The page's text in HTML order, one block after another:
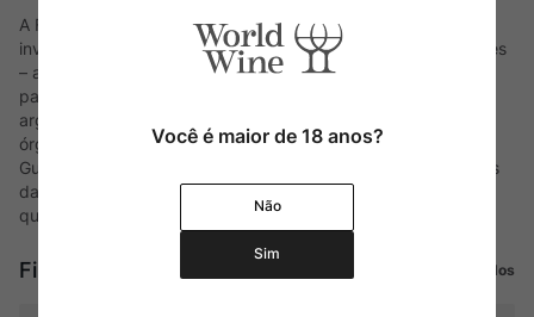
A Finca Sophenia tem ao seu lado, além da localização
invejável de seus vinhedos – aos pés da Cordilheira dos Andes
– a expertise de um dos maiores nomes da vitivinicultura do
país, Roberto Luka, incansável embaixador dos vinhos
argentinos, ex-presidente da Wines of Argentina, principal
órgão à frente da exportação de vinhos do país. Ao lado de
Gustavo Benvenuto, Luka produz alguns dos melhores vinhos
da região, com altíssimas pontuações e excelente relação
qualidade x preço.
Finca Sophenia Ver todos
Você é maior de 18 anos?
Não
Sim